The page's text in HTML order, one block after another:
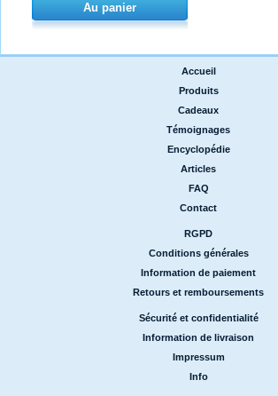
Au panier
Accueil
Produits
Cadeaux
Témoignages
Encyclopédie
Articles
FAQ
Contact
RGPD
Conditions générales
Information de paiement
Retours et remboursements
Sécurité et confidentialité
Information de livraison
Impressum
Info